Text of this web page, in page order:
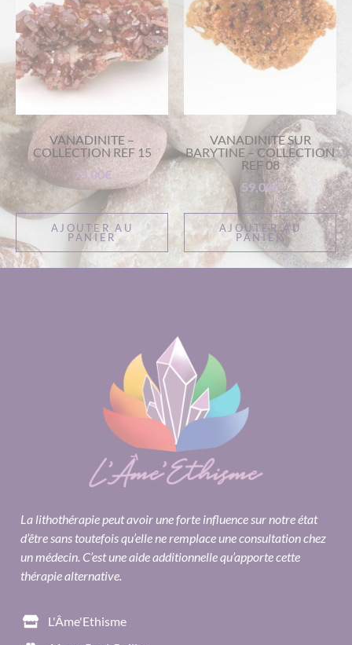
VANADINITE –
COLLECTION REF 15
73,00 €
AJOUTER AU
PANIER
VANADINITE SUR
BARYTINE – COLLECTION
REF 08
59,00€
AJOUTER AU
PANIER
La lithothérapie peut avoir une forte influence sur notre état
d’être sans toutefois qu’elle ne remplace une consultation chez
un médecin. C’est une aide additionnelle qu’apporte cette
thérapie alternative.
L'Âme'Ethisme